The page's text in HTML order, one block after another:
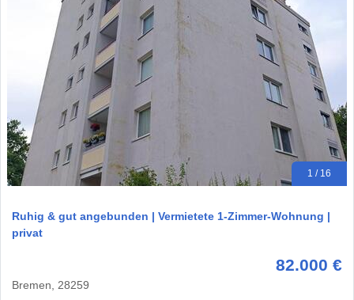
1 / 16
Ruhig & gut angebunden | Vermietete 1-Zimmer-Wohnung |
privat
82.000 €
Bremen, 28259